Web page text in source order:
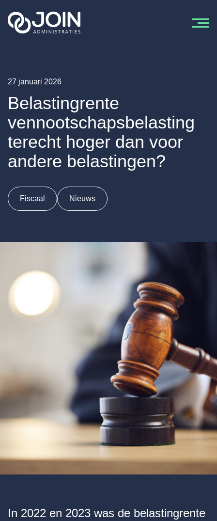
27 januari 2026
Belastingrente
vennootschapsbelasting
terecht hoger dan voor
andere belastingen?
Fiscaal Nieuws
In 2022 en 2023 was de belastingrente